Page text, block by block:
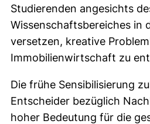
Studierenden angesichts
Wissenschaftsbereiches in
versetzen, kreative
Immobilienwirtschaft zu
Die frühe Sensibilisierung
Entscheider bezüglich
hoher Bedeutung für die